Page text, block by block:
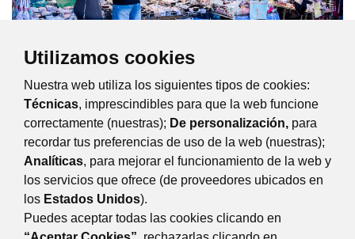
Utilizamos cookies
Nuestra web utiliza los siguientes tipos de cookies:
Técnicas, imprescindibles para que la web funcione
correctamente (nuestras); De personalización, para
recordar tus preferencias de uso de la web (nuestras);
Analíticas, para mejorar el funcionamiento de la web y
los servicios que ofrece (de proveedores ubicados en
los Estados Unidos).
Puedes aceptar todas las cookies clicando en
Ver el mapa completo del Mercadillo de Majadahonda
los MARTES
Ver el mapa completo del Mercadillo de Majadahonda
los SÁBADOS